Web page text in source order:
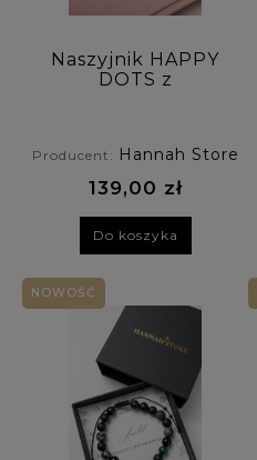
Promocja: (wybierz)
Naszyjnik HAPPY
DOTS z
Producent: Hannah Store
139,00 zł
Do koszyka
NOWOŚĆ